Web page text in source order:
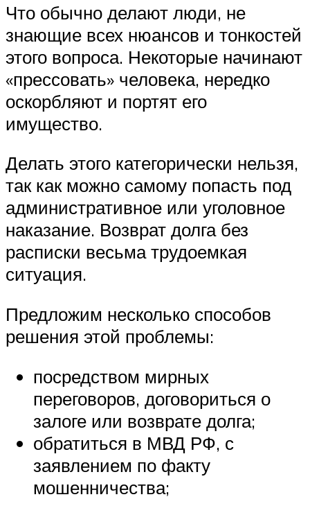
Что обычно делают люди, не
знающие всех нюансов и тонкостей
этого вопроса. Некоторые начинают
«прессовать» человека, нередко
оскорбляют и портят его
имущество.
Делать этого категорически нельзя,
так как можно самому попасть под
административное или уголовное
наказание. Возврат долга без
расписки весьма трудоемкая
ситуация.
Предложим несколько способов
решения этой проблемы:
посредством мирных
переговоров, договориться о
залоге или возврате долга;
обратиться в МВД РФ, с
заявлением по факту
мошенничества;